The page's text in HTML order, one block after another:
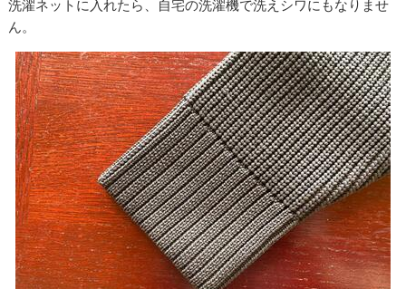
洗濯ネットに入れたら、自宅の洗濯機で洗えシワにもなりませ
ん。